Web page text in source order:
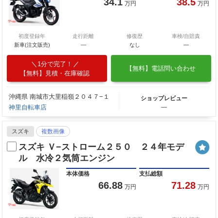
万円 万円
初度登録年
新車(注文販売)
走行距離
―
修復歴
なし
車検/自賠責
―
1分で完了！
【無料】見積・在庫確認
【無料】電話問い合わせ
沖縄県 南城市大里稲嶺２０４７−１
神里自転車店
ショップレビュー
―
スズキ 複数画像
スズキ Ｖ−ストローム２５０ ２４年モデ
ル 水冷２気筒エンジン
本体価格
66.88 万円
支払総額
71.28 万円